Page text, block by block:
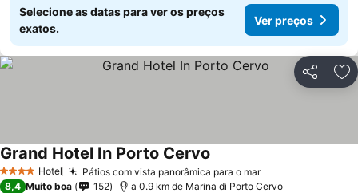
Selecione as datas para ver os preços
exatos.
Ver preços
Partilhar
4 EstrelasHotel Pátios com vista panorâmica para o marVer preços
Grand Hotel In Porto Cervo
8,4 Muito boa 152 a 0.9 km de Marina di Porto Cervo